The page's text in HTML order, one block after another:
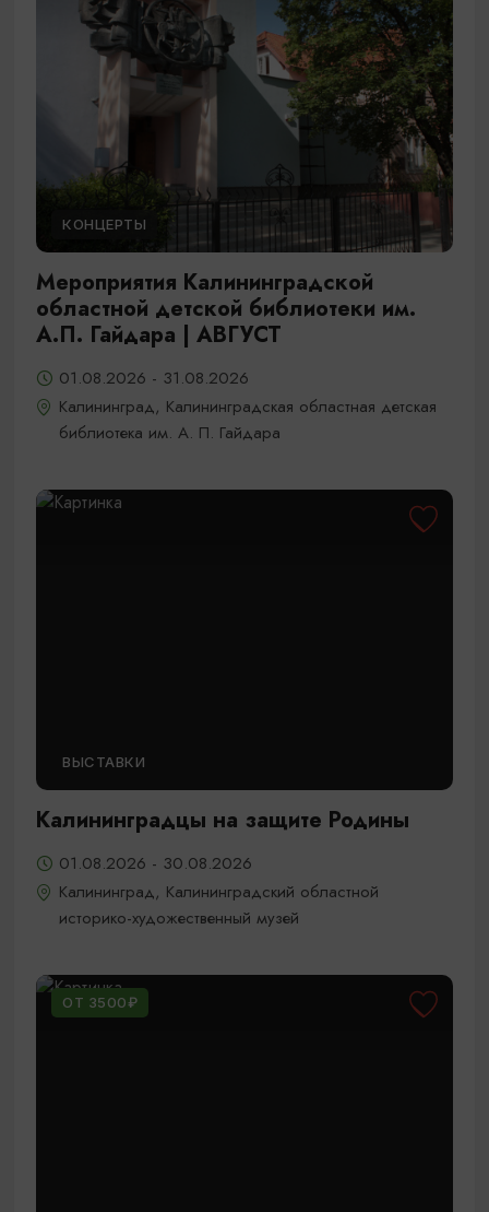
КОНЦЕРТЫ
Мероприятия Калининградской
областной детской библиотеки им.
А.П. Гайдара | АВГУСТ
01.08.2026 - 31.08.2026
Калининград, Калининградская областная детская
библиотека им. А. П. Гайдара
ВЫСТАВКИ
Калининградцы на защите Родины
01.08.2026 - 30.08.2026
Калининград, Калининградский областной
историко-художественный музей
ОТ 3500₽